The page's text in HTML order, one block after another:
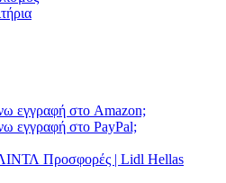
εγγραφή στο Amazon;
εγγραφή στο PayPal;
Προσφορές | Lidl Hellas